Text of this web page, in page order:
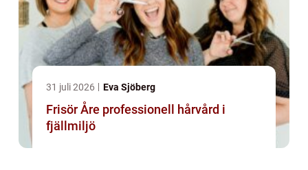
31 juli 2026 Eva Sjöberg
Frisör Åre professionell hårvård i
fjällmiljö